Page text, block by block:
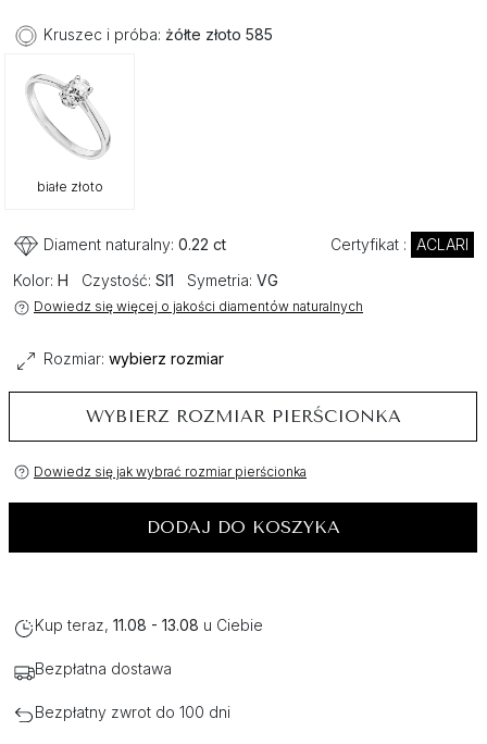
Kruszec i próba: żółte złoto 585
białe złoto
Diament naturalny: 0.22 ct Certyfikat : ACLARI
Kolor: H Czystość: SI1 Symetria: VG
Dowiedz się więcej o jakości diamentów naturalnych
Rozmiar: wybierz rozmiar
WYBIERZ ROZMIAR PIERŚCIONKA
Dowiedz się jak wybrać rozmiar pierścionka
DODAJ DO KOSZYKA
Kup teraz, 11.08 - 13.08 u Ciebie
Bezpłatna dostawa
Bezpłatny zwrot do 100 dni